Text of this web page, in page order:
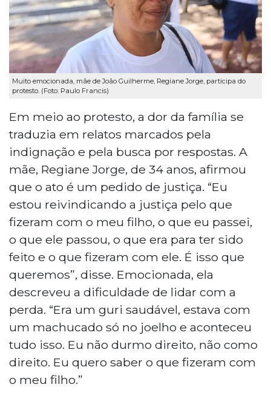
Muito emocionada, mãe de João Guilherme, Regiane Jorge, participa do
protesto. (Foto: Paulo Francis)
Em meio ao protesto, a dor da família se
traduzia em relatos marcados pela
indignação e pela busca por respostas. A
mãe, Regiane Jorge, de 34 anos, afirmou
que o ato é um pedido de justiça. “Eu
estou reivindicando a justiça pelo que
fizeram com o meu filho, o que eu passei,
o que ele passou, o que era para ter sido
feito e o que fizeram com ele. É isso que
queremos”, disse. Emocionada, ela
descreveu a dificuldade de lidar com a
perda. “Era um guri saudável, estava com
um machucado só no joelho e aconteceu
tudo isso. Eu não durmo direito, não como
direito. Eu quero saber o que fizeram com
o meu filho.”